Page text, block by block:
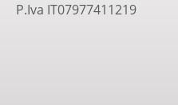
P.Iva IT07977411219